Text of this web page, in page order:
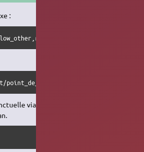
:
ftp://
via la ligne de commande, se